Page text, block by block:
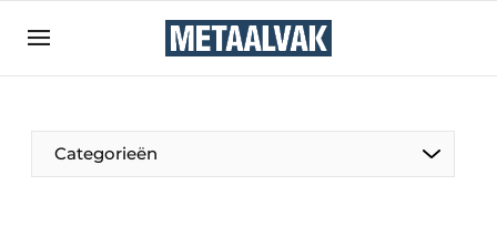
Bedrijven
Contact
Categorieën